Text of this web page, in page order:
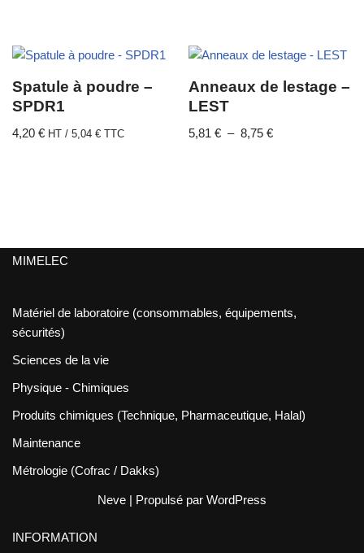
Spatule à poudre –
SPDR1
4,20 € HT / 5,04 € TTC
Anneaux de lestage –
LEST
5,81€ – 8,75€
MIMELEC
Matériel de laboratoire (consommables, équipements,
sécurités)
Sciences de la vie
Physique - Chimiques
Produits chimiques (Technique, Pharmaceutique, Halal)
Maintenance
Métrologie (Cofrac / Dakks)
Neve | Propulsé par WordPress
INFORMATION